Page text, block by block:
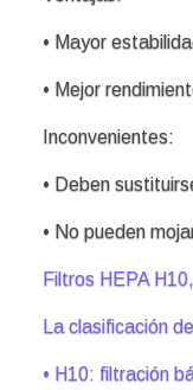
• Mayor
• Mejor
Inconvenientes:
• Deben
• No pueden
Filtros HEPA
La clasificación
• H10: filtración